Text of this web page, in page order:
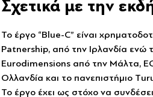
Σχετικά με την
Το έργο “Blue-C” είναι
Patnership, από την Ιρλανδία ενώ
Eurodimensions από την Μάλτα,
Ολλανδία και το πανεπιστήμιο
Το έργο έχει ως στόχο να